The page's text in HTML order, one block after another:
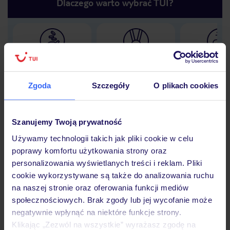
Zgoda Szczegóły O plikach cookies
Szanujemy Twoją prywatność
Używamy technologii takich jak pliki cookie w celu
poprawy komfortu użytkowania strony oraz
personalizowania wyświetlanych treści i reklam. Pliki
cookie wykorzystywane są także do analizowania ruchu
na naszej stronie oraz oferowania funkcji mediów
społecznościowych. Brak zgody lub jej wycofanie może
negatywnie wpłynąć na niektóre funkcje strony.
Klikając „Zezwól na wszystkie” wyrażasz zgodę na
Lider niskich cen 30 lat w
Hotel
Opinie
Pokoje